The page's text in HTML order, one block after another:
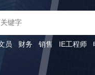
员 财务 销售 IE工程师